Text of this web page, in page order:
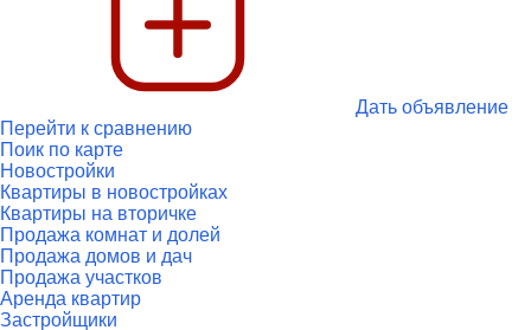
Дать объявление
Перейти к сравнению
Поик по карте
Новостройки
Квартиры в новостройках
Квартиры на вторичке
Продажа комнат и долей
Продажа домов и дач
Продажа участков
Аренда квартир
Застройщики